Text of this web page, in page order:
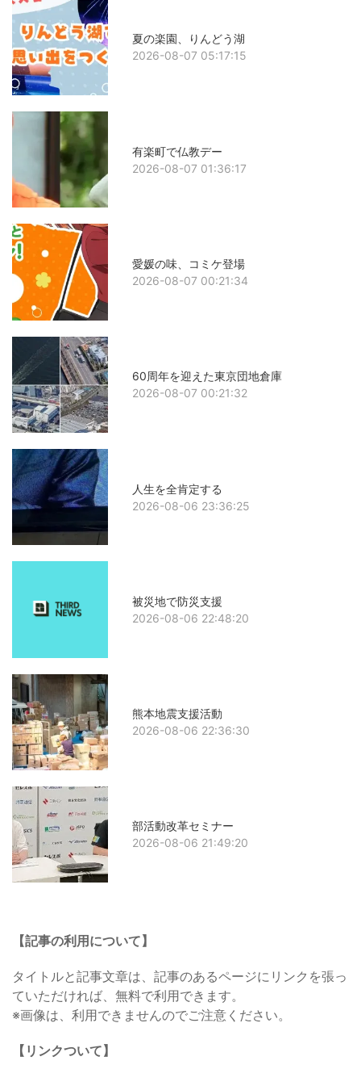
夏の楽園、りんどう湖
2026-08-07 05:17:15
有楽町で仏教デー
2026-08-07 01:36:17
愛媛の味、コミケ登場
2026-08-07 00:21:34
60周年を迎えた東京団地倉庫
2026-08-07 00:21:32
人生を全肯定する
2026-08-06 23:36:25
被災地で防災支援
2026-08-06 22:48:20
熊本地震支援活動
2026-08-06 22:36:30
部活動改革セミナー
2026-08-06 21:49:20
【記事の利用について】
タイトルと記事文章は、記事のあるページにリンクを張っ
ていただければ、無料で利用できます。
※画像は、利用できませんのでご注意ください。
【リンクついて】